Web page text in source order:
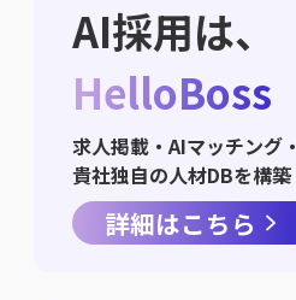
AI採用は、
HelloBoss
求人掲載・AIマッチング・
貴社独自の人材DBを構築
詳細はこちら